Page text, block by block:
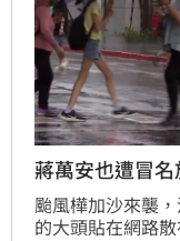
蔣萬安也遭冒
颱風樺加沙來襲
的大頭貼在網路